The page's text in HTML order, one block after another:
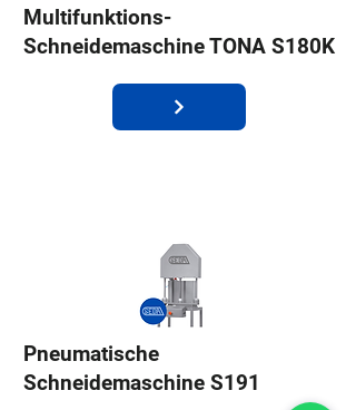
Multifunktions-
Schneidemaschine TONA S180K
Pneumatische
Schneidemaschine S191